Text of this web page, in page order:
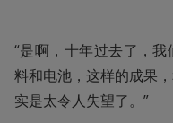
“是啊，十年过去了，
料和电池，这样的成果
实是太令人失望了。”